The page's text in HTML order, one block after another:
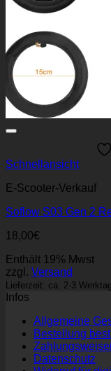
Schnellansicht
E-Scooter-Verkauf
Soflow S03 Gen 2
18,00€
Enthält 19% Mwst
zzgl. Versand
Lieferzeit: ca. 2-3
Infos
Allgemeine
Bestellung
Datenschutz